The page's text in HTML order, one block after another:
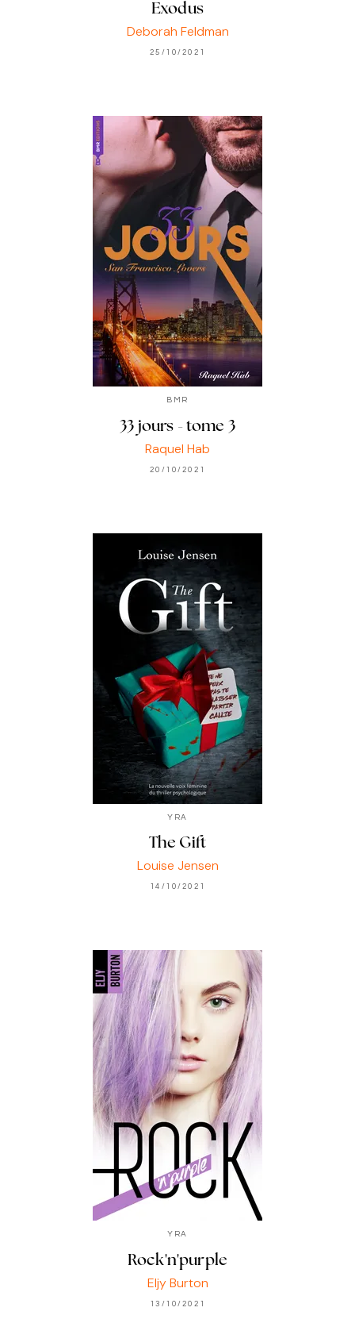
Exodus
Deborah Feldman
25/10/2021
BMR
33 jours - tome 3
Raquel Hab
20/10/2021
YRA
The Gift
Louise Jensen
14/10/2021
YRA
Rock'n'purple
Eljy Burton
13/10/2021